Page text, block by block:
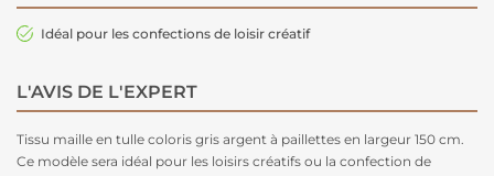
Idéal pour les confections de loisir créatif
L'AVIS DE L'EXPERT
Tissu maille en tulle coloris gris argent à paillettes en largeur 150 cm.
Ce modèle sera idéal pour les loisirs créatifs ou la confection de